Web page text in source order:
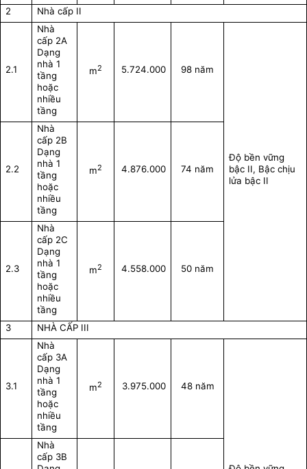
2 Nhà cấp II
2.1
Nhà
cấp 2A
Dạng
nhà 1
tầng
hoặc
nhiều
tầng
m2 5.724.000 98 năm
Độ bền vững
bậc II, Bậc chịu
lửa bậc II
2.2
Nhà
cấp 2B
Dạng
nhà 1
tầng
hoặc
nhiều
tầng
m2 4.876.000 74 năm
2.3
Nhà
cấp 2C
Dạng
nhà 1
tầng
hoặc
nhiều
tầng
m2 4.558.000 50 năm
3 NHÀ CẤP III
3.1
Nhà
cấp 3A
Dạng
nhà 1
tầng
hoặc
nhiều
tầng
m2 3.975.000 48 năm
Nhà
cấp 3B